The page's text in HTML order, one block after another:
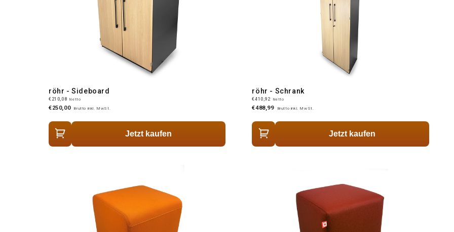
röhr - Sideboard
€210,08 Netto
€250,00 Brutto inkl. MwSt.
Jetzt kaufen
röhr - Schrank
€410,92 Netto
€488,99 Brutto inkl. MwSt.
Jetzt kaufen